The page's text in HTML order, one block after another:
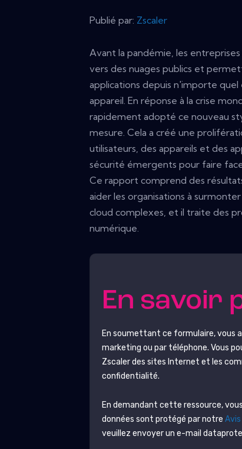
Publié par: Zscaler
Avant la pandémie, les
vers des nuages ​​publics et
applications depuis n'importe
appareil. En réponse à la crise
rapidement adopté ce nouveau
mesure. Cela a créé une
utilisateurs, des appareils et des
sécurité émergents pour faire
Ce rapport comprend des
aider les organisations à
cloud complexes, et il traite des
numérique.
En savoir
En soumettant ce formulaire, vous
marketing ou par téléphone. Vous
Zscalerdes sites Internet et les
confidentialité.
En demandant cette ressource,
données sont protégé par notre
veuillez envoyer un e-mail